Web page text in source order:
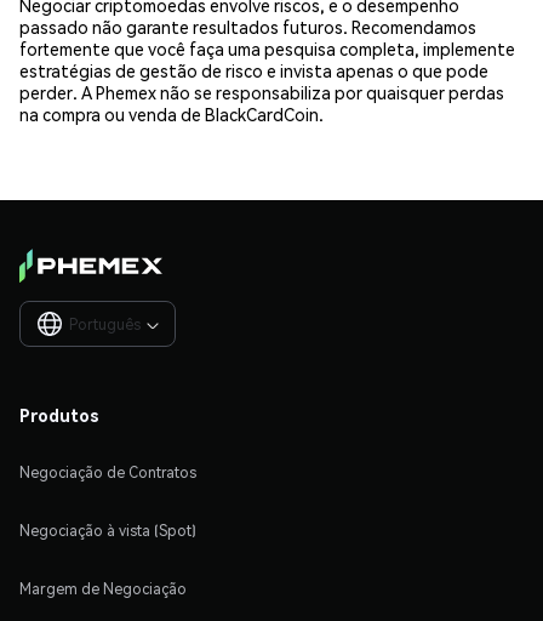
Negociar criptomoedas envolve riscos, e o desempenho
passado não garante resultados futuros. Recomendamos
fortemente que você faça uma pesquisa completa, implemente
estratégias de gestão de risco e invista apenas o que pode
perder. A Phemex não se responsabiliza por quaisquer perdas
na compra ou venda de BlackCardCoin.
Português 
Produtos
Negociação de Contratos
Negociação à vista (Spot)
Margem de Negociação